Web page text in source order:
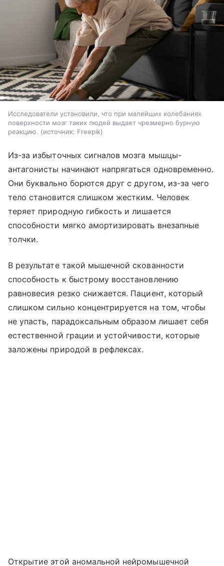
Исследователи установили, что при малейших колебаниях
поверхности мозг таких людей выдает чрезмерно бурную
реакцию.
источник: Freepik
Из-за избыточных сигналов мозга мышцы-
антагонисты начинают напрягаться одновременно.
Они буквально борются друг с другом, из-за чего
тело становится слишком жестким. Человек
теряет природную гибкость и лишается
способности мягко амортизировать внезапные
толчки.
В результате такой мышечной скованности
способность к быстрому восстановлению
равновесия резко снижается. Пациент, который
слишком сильно концентрируется на том, чтобы
не упасть, парадоксальным образом лишает себя
естественной грации и устойчивости, которые
заложены природой в рефлексах.
Открытие этой аномальной нейромышечной